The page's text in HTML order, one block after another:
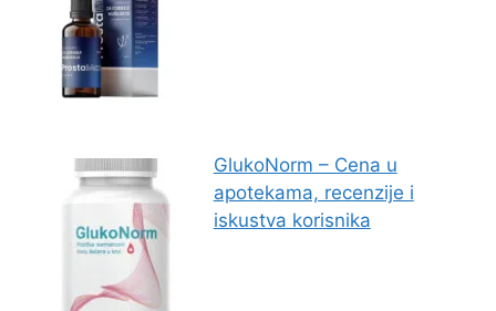
GlukoNorm – Cena u
apotekama, recenzije i
iskustva korisnika